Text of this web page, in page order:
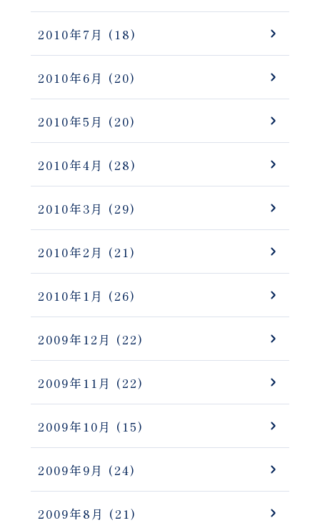
2010年7月 (18)
2010年6月 (20)
2010年5月 (20)
2010年4月 (28)
2010年3月 (29)
2010年2月 (21)
2010年1月 (26)
2009年12月 (22)
2009年11月 (22)
2009年10月 (15)
2009年9月 (24)
2009年8月 (21)